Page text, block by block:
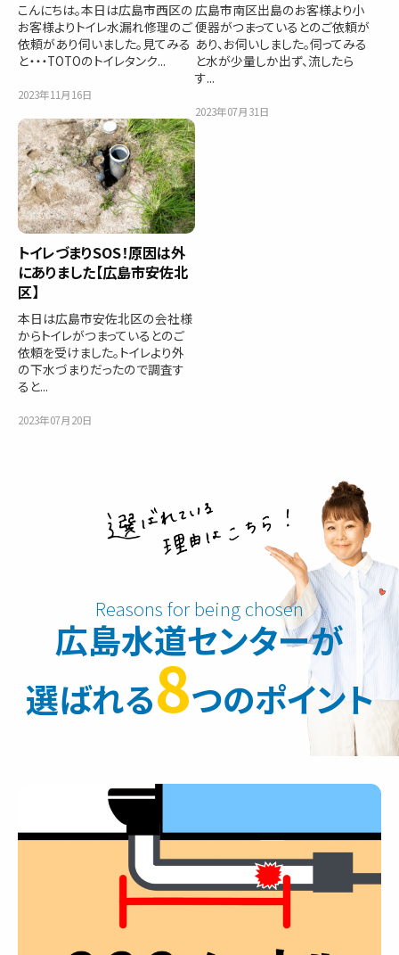
こんにちは。本日は広島市西区の
お客様よりトイレ水漏れ修理のご
依頼があり伺いました。見てみる
と・・・TOTOのトイレタンク...
2023年11月16日
広島市南区出島のお客様より小
便器がつまっているとのご依頼が
あり、お伺いしました。伺ってみる
と水が少量しか出ず、流したら
す...
2023年07月31日
トイレづまりSOS！原因は外
にありました【広島市安佐北
区】
本日は広島市安佐北区の会社様
からトイレがつまっているとのご
依頼を受けました。トイレより外
の下水づまりだったので調査す
ると...
2023年07月20日
広島水道センターが
選ばれる8つのポイント